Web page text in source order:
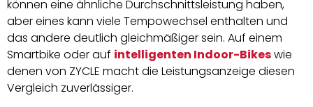
können eine ähnliche Durchschnittsleistung haben,
aber eines kann viele Tempowechsel enthalten und
das andere deutlich gleichmäßiger sein. Auf einem
Smartbike oder auf intelligenten Indoor-Bikeswie
denen von ZYCLE macht die Leistungsanzeige diesen
Vergleich zuverlässiger.